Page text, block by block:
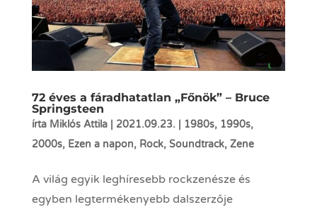
72 éves a fáradhatatlan „Főnök” – Bruce
Springsteen
írta Miklós Attila| 2021.09.23. 1980s, 1990s,
2000s, Ezen a napon, Rock, Soundtrack, Zene
A világ egyik leghíresebb rockzenésze és
egyben legtermékenyebb dalszerzője